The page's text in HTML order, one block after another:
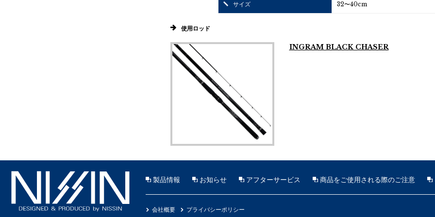
サイズ 32〜40cm
使用ロッド
INGRAM BLACK CHASER
製品情報 お知らせ アフターサービス 商品をご使用される際のご注意
会社概要 プライバシーポリシー